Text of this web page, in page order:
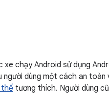
chạy Android sử dụng
dùng một cách an
thế tương thích. Người dùng